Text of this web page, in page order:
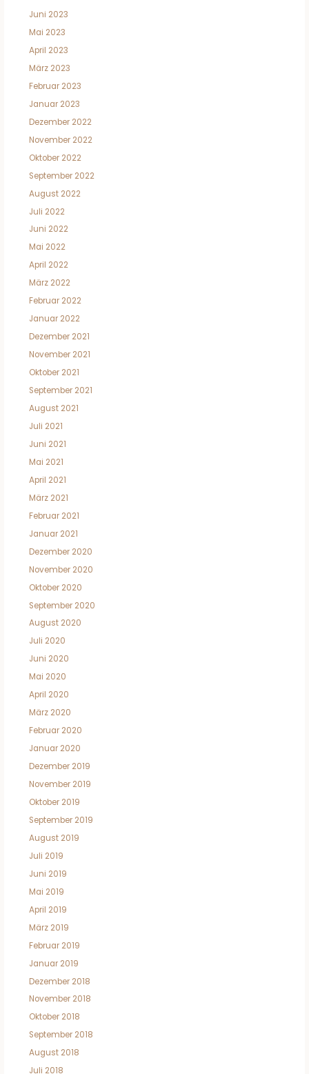
Juni 2023
Mai 2023
April 2023
März 2023
Februar 2023
Januar 2023
Dezember 2022
November 2022
Oktober 2022
September 2022
August 2022
Juli 2022
Juni 2022
Mai 2022
April 2022
März 2022
Februar 2022
Januar 2022
Dezember 2021
November 2021
Oktober 2021
September 2021
August 2021
Juli 2021
Juni 2021
Mai 2021
April 2021
März 2021
Februar 2021
Januar 2021
Dezember 2020
November 2020
Oktober 2020
September 2020
August 2020
Juli 2020
Juni 2020
Mai 2020
April 2020
März 2020
Februar 2020
Januar 2020
Dezember 2019
November 2019
Oktober 2019
September 2019
August 2019
Juli 2019
Juni 2019
Mai 2019
April 2019
März 2019
Februar 2019
Januar 2019
Dezember 2018
November 2018
Oktober 2018
September 2018
August 2018
Juli 2018